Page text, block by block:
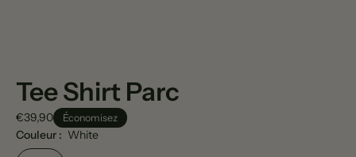
Tee Shirt Parc
€39,90 Économisez
Couleur : White